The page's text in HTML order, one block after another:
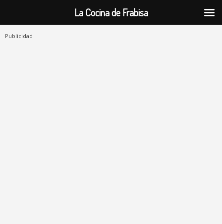
Publicidad
La Cocina de Frabisa